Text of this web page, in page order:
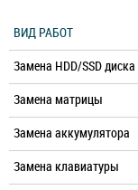
ВИД РАБОТ
Замена HDD/SSD диска
Замена матрицы
Замена аккумулятора
Замена клавиатуры